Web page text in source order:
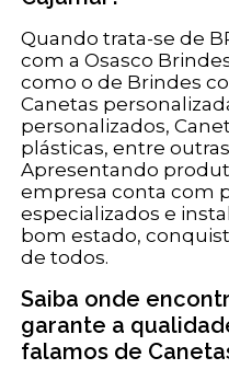
Quando trata-se de
com a Osasco
como o de Brindes
Canetas
personalizados,
plásticas, entre
Apresentando
empresa conta com
especializados e
bom estado,
de todos.
Saiba onde
garante a
falamos de